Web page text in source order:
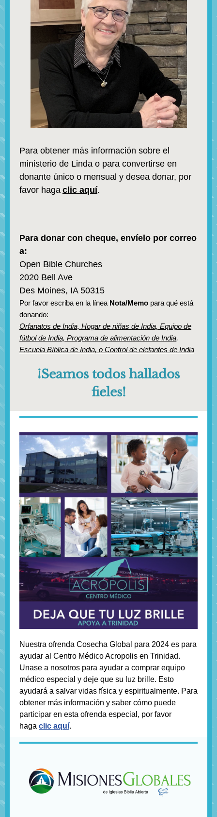
Para obtener más información sobre el
ministerio de Linda o para convertirse en
donante único o mensual y desea donar, por
favor haga clic aquí.
Para donar con cheque, envíelo por correo
a:
Open Bible Churches
2020 Bell Ave
Des Moines, IA 50315
Por favor escriba en la línea Nota/Memo para qué está
donando:
Orfanatos de India, Hogar de niñas de India, Equipo de
fútbol de India, Programa de alimentación de India,
Escuela Bíblica de India, o Control de elefantes de India
¡Seamos todos hallados
fieles!
Nuestra ofrenda Cosecha Global para 2024 es para
ayudar al Centro Médico Acropolis en Trinidad.
Unase a nosotros para ayudar a comprar equipo
médico especial y deje que su luz brille. Esto
ayudará a salvar vidas física y espiritualmente. Para
obtener más información y saber cómo puede
participar en esta ofrenda especial, por favor
haga clic aquí.